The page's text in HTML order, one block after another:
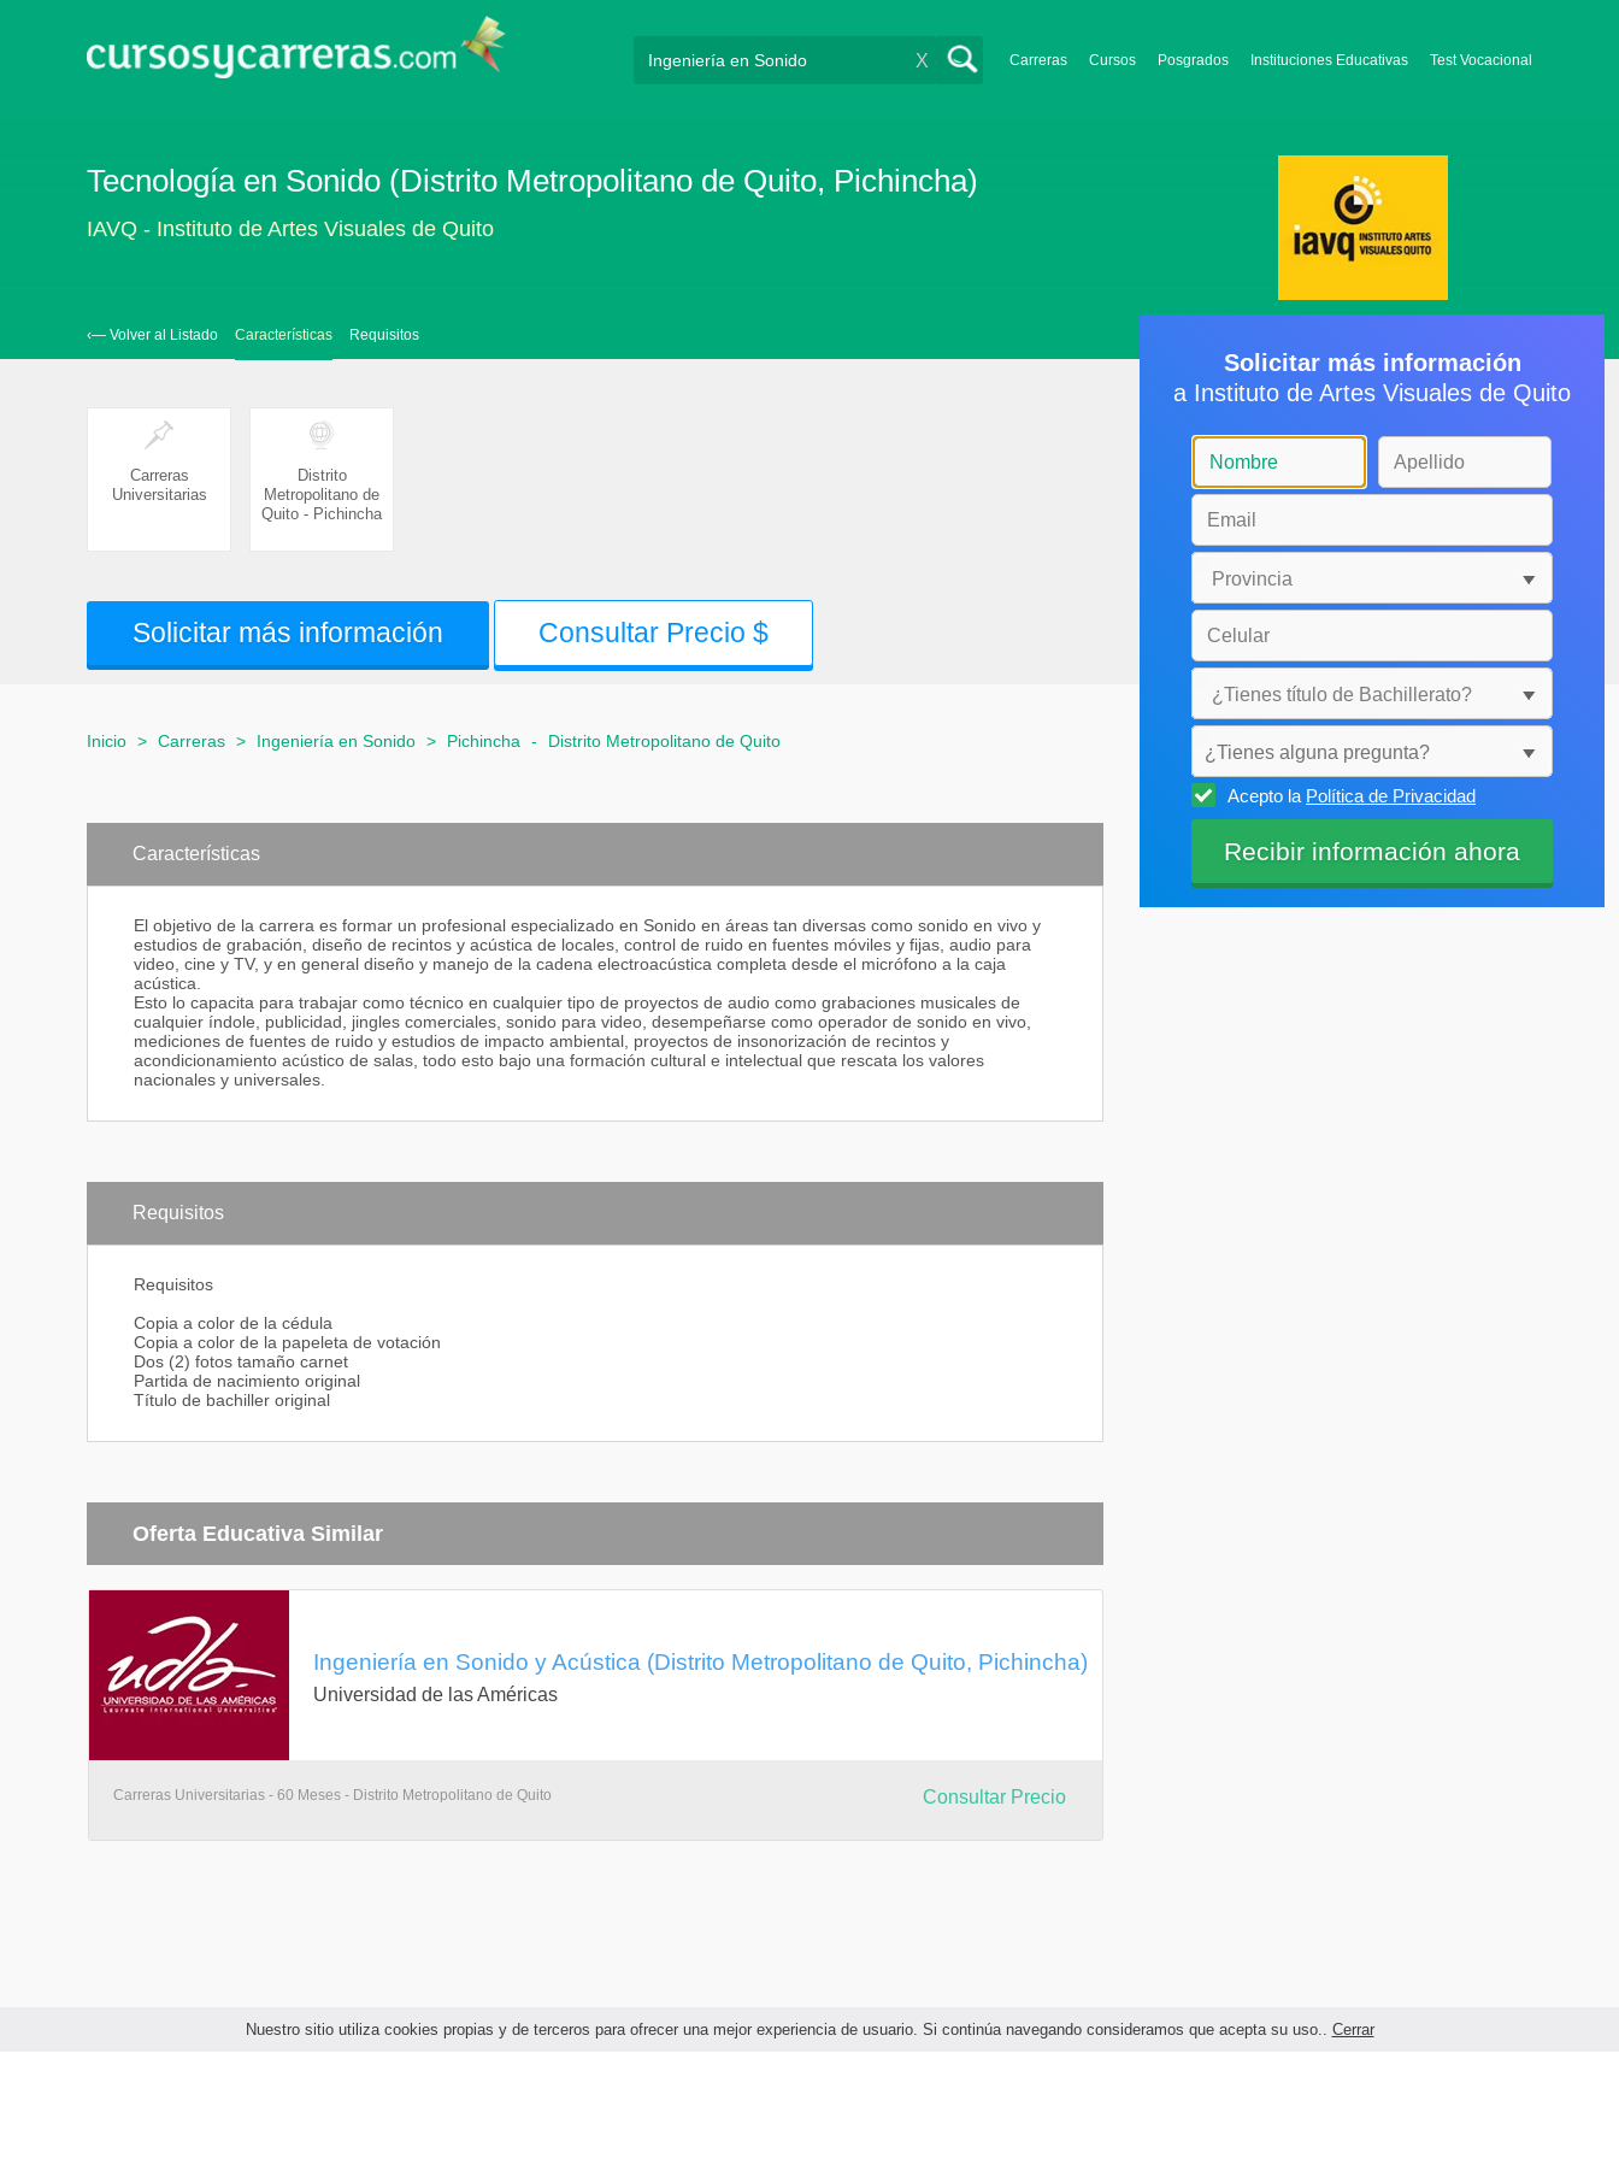
Nuestro sitio utiliza cookies propias y de terceros para ofrecer una mejor experiencia de usuario. Si continúa navegando consideramos que acepta su uso.. Cerrar
Carreras Cursos Posgrados Instituciones Educativas Test Vocacional
X
Tecnología en Sonido (Distrito Metropolitano de Quito, Pichincha)
IAVQ - Instituto de Artes Visuales de Quito
‹— Volver al Listado Características Requisitos
Carreras
Universitarias
Distrito
Metropolitano de
Quito - Pichincha
Solicitar más información Consultar Precio $
Inicio > Carreras > Ingeniería en Sonido > Pichincha - Distrito Metropolitano de Quito
Características
El objetivo de la carrera es formar un profesional especializado en Sonido en áreas tan diversas como sonido en vivo y
estudios de grabación, diseño de recintos y acústica de locales, control de ruido en fuentes móviles y fijas, audio para
video, cine y TV, y en general diseño y manejo de la cadena electroacústica completa desde el micrófono a la caja
acústica.
Esto lo capacita para trabajar como técnico en cualquier tipo de proyectos de audio como grabaciones musicales de
cualquier índole, publicidad, jingles comerciales, sonido para video, desempeñarse como operador de sonido en vivo,
mediciones de fuentes de ruido y estudios de impacto ambiental, proyectos de insonorización de recintos y
acondicionamiento acústico de salas, todo esto bajo una formación cultural e intelectual que rescata los valores
nacionales y universales.
Requisitos
Requisitos
Copia a color de la cédula
Copia a color de la papeleta de votación
Dos (2) fotos tamaño carnet
Partida de nacimiento original
Título de bachiller original
Oferta Educativa Similar
Ingeniería en Sonido y Acústica (Distrito Metropolitano de Quito, Pichincha)
Universidad de las Américas
Carreras Universitarias - 60 Meses - Distrito Metropolitano de Quito Consultar Precio
Solicitar más información
a Instituto de Artes Visuales de Quito
¿Tienes alguna pregunta?
Selecciónala
Acepto la Política de Privacidad